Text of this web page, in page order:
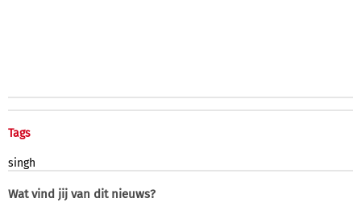
Tags
singh
Wat vind jij van dit nieuws?